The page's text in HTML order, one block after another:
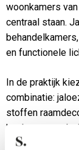
woonkamers
centraal staan.
en functionele
In de praktijk
combinatie:
stoffen
het beste van
af op de